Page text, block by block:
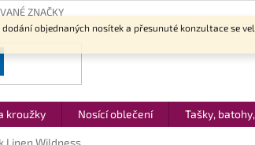
objednaných nosítek a přesunuté konzultace se
ZNAČKY
kroužky Nosící oblečení Tašky,
Linen Wildness